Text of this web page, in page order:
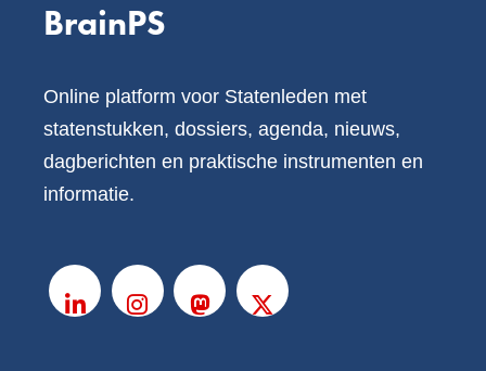
BrainPS
Online platform voor Statenleden met
statenstukken, dossiers, agenda, nieuws,
dagberichten en praktische instrumenten en
informatie.